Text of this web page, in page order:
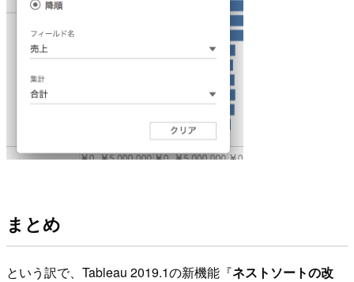
まとめ
という訳で、Tableau 2019.1の新機能『ネストソートの改